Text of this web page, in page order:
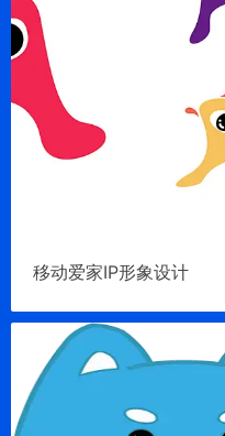
移动爱家IP形象设计